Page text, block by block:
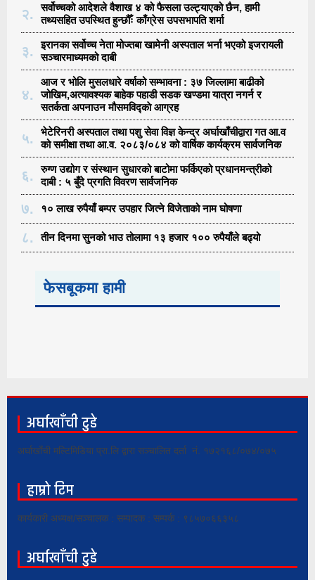
२.
सर्वोच्चको आदेशले वैशाख ४ को फैसला उल्ट्याएको छैन, हामी
तथ्यसहित उपस्थित हुन्छौँः काँग्रेस उपसभापति शर्मा
३.
इरानका सर्वोच्च नेता मोज्तबा खामेनी अस्पताल भर्ना भएको इजरायली
सञ्चारमाध्यमको दाबी
४.
आज र भोलि मुसलधारे वर्षाको सम्भावना : ३७ जिल्लामा बाढीको
जोखिम,अत्यावश्यक बाहेक पहाडी सडक खण्डमा यात्रा नगर्न र
सतर्कता अपनाउन मौसमविद्काे आग्रह
५.
भेटेरिनरी अस्पताल तथा पशु सेवा विज्ञ केन्द्र अर्घाखाँचीद्वारा गत आ.व
को समीक्षा तथा आ.व. २०८३/०८४ को वार्षिक कार्यक्रम सार्वजनिक
६.
रुग्ण उद्योग र संस्थान सुधारको बाटोमा फर्किएको प्रधानमन्त्रीको
दाबी : ५ बुँदे प्रगति विवरण सार्वजनिक
७. १० लाख रुपैयाँ बम्पर उपहार जित्ने विजेताको नाम घोषणा
८. तीन दिनमा सुनको भाउ तोलामा १३ हजार १०० रुपैयाँले बढ्यो
फेसबूकमा हामी
अर्घाखाँची टुडे
अर्घाखाँची मल्टिमिडिया प्रा.लि द्वारा सञ्चालित दर्ता नं. १७२१६८/०७४/०७५
हाम्रो टिम
कार्यकारी अध्यक्ष/सञ्चालक : सम्पादक : सम्पर्क : ९८५७०६६३५८
अर्घाखाँची टुडे